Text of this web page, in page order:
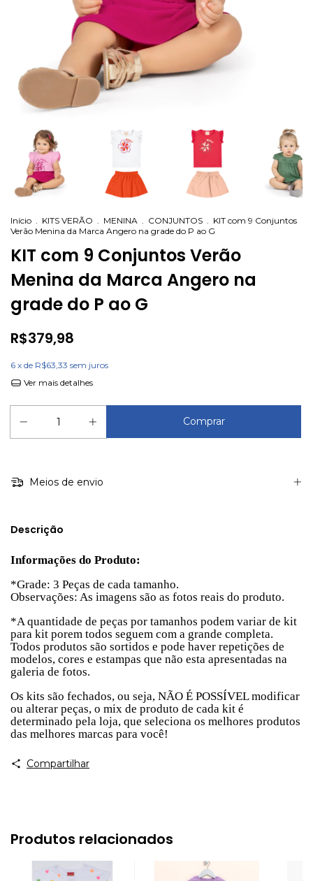
Início . KITS VERÃO . MENINA . CONJUNTOS . KIT com 9 Conjuntos
Verão Menina da Marca Angero na grade do P ao G
KIT com 9 Conjuntos Verão
Menina da Marca Angero na
grade do P ao G
R$379,98
6 x de R$63,33 sem juros
Ver mais detalhes
Meios de envio
Descrição
Informações do Produto:
*Grade: 3 Peças de cada tamanho.
Observações: As imagens são as fotos reais do produto.
*A quantidade de peças por tamanhos podem variar de kit
para kit porem todos seguem com a grande completa.
Todos produtos são sortidos e pode haver repetições de
modelos, cores e estampas que não esta apresentadas na
galeria de fotos.
Os kits são fechados, ou seja, NÃO É POSSÍVEL modificar
ou alterar peças, o mix de produto de cada kit é
determinado pela loja, que seleciona os melhores produtos
das melhores marcas para você!
Compartilhar
Produtos relacionados